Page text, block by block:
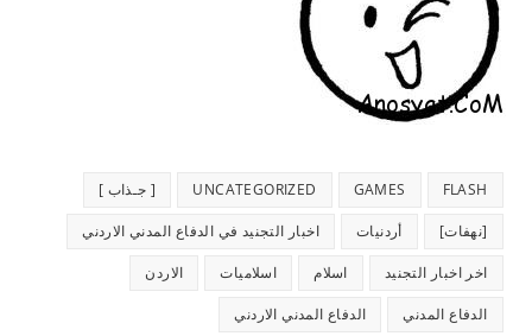
FLASH
GAMES
UNCATEGORIZED [ جـذاب ]
[نهفات] أردنيات اخبار التجنيد في الدفاع المدني الاردني
اخر اخبار التجنيد اسلام اسلاميات الاردن
الدفاع المدني الدفاع المدني الاردني